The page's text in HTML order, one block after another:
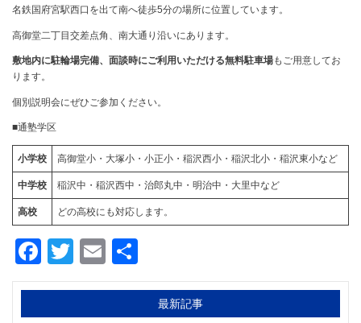
名鉄国府宮駅西口を出て南へ徒歩5分の場所に位置しています。
高御堂二丁目交差点角、南大通り沿いにあります。
敷地内に駐輪場完備、面談時にご利用いただける無料駐車場もご用意してお
ります。
個別説明会にぜひご参加ください。
■通塾学区
小学校 高御堂小・大塚小・小正小・稲沢西小・稲沢北小・稲沢東小など
中学校 稲沢中・稲沢西中・治郎丸中・明治中・大里中など
高校 どの⾼校にも対応します。
Facebook
TwitterEmail
有
最新記事